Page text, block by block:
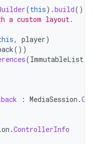
(this).build()
a custom layout.
, player)
())
(ImmutableList
: MediaSession .
.ControllerInfo